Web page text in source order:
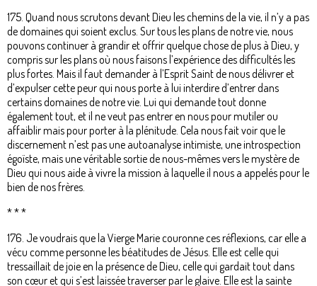
175. Quand nous scrutons devant Dieu les chemins de la vie, il n’y a pas
de domaines qui soient exclus. Sur tous les plans de notre vie, nous
pouvons continuer à grandir et offrir quelque chose de plus à Dieu, y
compris sur les plans où nous faisons l’expérience des difficultés les
plus fortes. Mais il faut demander à l’Esprit Saint de nous délivrer et
d’expulser cette peur qui nous porte à lui interdire d’entrer dans
certains domaines de notre vie. Lui qui demande tout donne
également tout, et il ne veut pas entrer en nous pour mutiler ou
affaiblir mais pour porter à la plénitude. Cela nous fait voir que le
discernement n’est pas une autoanalyse intimiste, une introspection
égoïste, mais une véritable sortie de nous-mêmes vers le mystère de
Dieu qui nous aide à vivre la mission à laquelle il nous a appelés pour le
bien de nos frères.
* * *
176. Je voudrais que la Vierge Marie couronne ces réflexions, car elle a
vécu comme personne les béatitudes de Jésus. Elle est celle qui
tressaillait de joie en la présence de Dieu, celle qui gardait tout dans
son cœur et qui s’est laissée traverser par le glaive. Elle est la sainte